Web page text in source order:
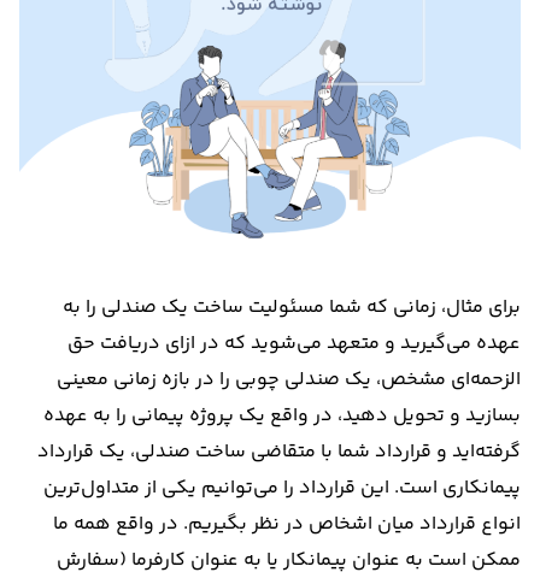
برای مثال، زمانی که شما مسئولیت ساخت یک صندلی را به
عهده می‌گیرید و متعهد می‌شوید که در ازای دریافت حق
الزحمه‌ای مشخص، یک صندلی چوبی را در بازه زمانی معینی
بسازید و تحویل دهید، در واقع یک پروژه پیمانی را به عهده
گرفته‌اید و قرارداد شما با متقاضی ساخت صندلی، یک قرارداد
پیمانکاری است. این قرارداد را می‌توانیم یکی از متداول‌ترین
انواع قرارداد میان اشخاص در نظر بگیریم. در واقع همه ما
ممکن است به عنوان پیمانکار یا به عنوان کارفرما (سفارش